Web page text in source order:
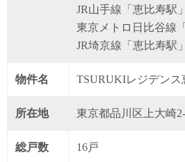
JR山手線「恵比寿駅
東京メトロ日比谷線
JR埼京線「恵比寿駅
物件名 TSURUKIレジデンス
所在地 東京都品川区上大崎
総戸数 16戸